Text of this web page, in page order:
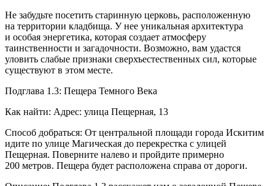
Не забудьте посетить старинную церковь, расположенную
на территории кладбища. У нее уникальная архитектура
и особая энергетика, которая создает атмосферу
таинственности и загадочности. Возможно, вам удастся
уловить слабые признаки сверхъестественных сил, которые
существуют в этом месте.
Подглава 1.3: Пещера Темного Века
Как найти: Адрес: улица Пещерная, 13
Способ добраться: От центральной площади города Искитим
идите по улице Магическая до перекрестка с улицей
Пещерная. Поверните налево и пройдите примерно
200 метров. Пещера будет расположена справа от дороги.